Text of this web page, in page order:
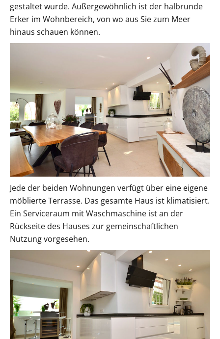
gestaltet wurde. Außergewöhnlich ist der halbrunde
Erker im Wohnbereich, von wo aus Sie zum Meer
hinaus schauen können.
Jede der beiden Wohnungen verfügt über eine eigene
möblierte Terrasse. Das gesamte Haus ist klimatisiert.
Ein Serviceraum mit Waschmaschine ist an der
Rückseite des Hauses zur gemeinschaftlichen
Nutzung vorgesehen.